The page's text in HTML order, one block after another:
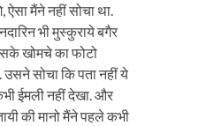
ऐसा मैंने नहीं सोचा था.
भी मुस्कुराये बगैर
खोमचे का फोटो
सोचा कि पता नहीं ये
ईमली नहीं देखा. और
की मानो मैंने पहले कभी